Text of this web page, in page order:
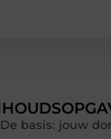
De basis: jouw